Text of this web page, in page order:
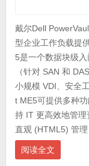
戴尔Dell
型企业工作负载提
5是一个数据块级
（针对 SAN 和
小规模 VDI、安全
t ME5可提供多种
持 IT 更高效地管
直观 (HTML5) 管理
阅读全文